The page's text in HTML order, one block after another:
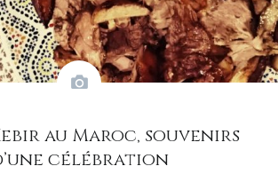
au Maroc, souvenirs
célébration